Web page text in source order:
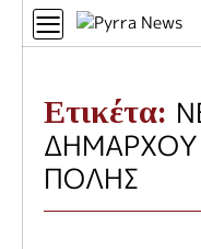
Αναζήτηση
Ετικέτα:
ΔΗΜΑΡΧΟΥ
ΠΟΛΗΣ